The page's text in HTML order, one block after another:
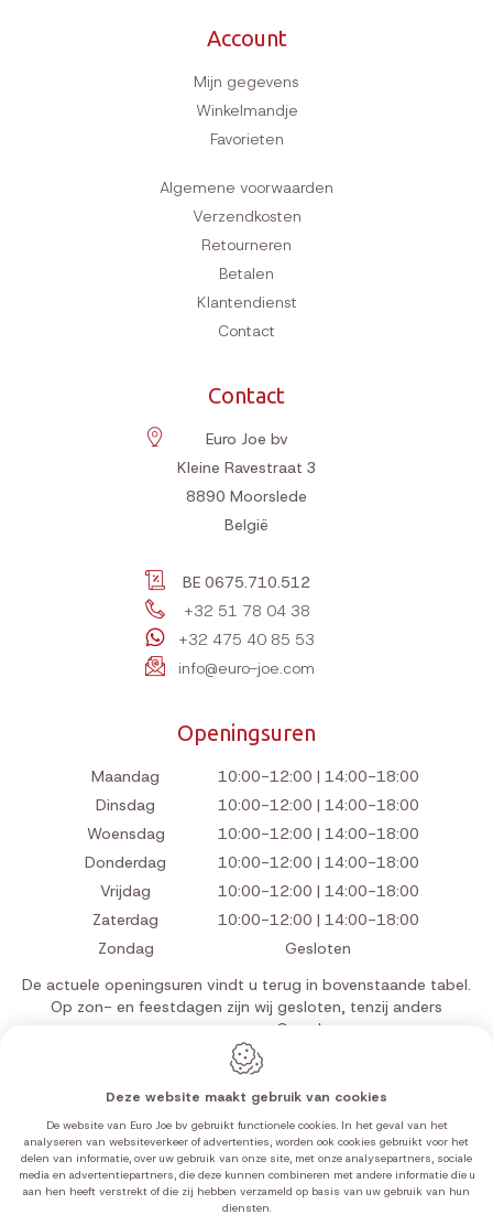
Account
Mijn gegevens
Winkelmandje
Favorieten
Algemene voorwaarden
Verzendkosten
Retourneren
Betalen
Klantendienst
Contact
Contact
Euro Joe bv
Kleine Ravestraat 3
8890 Moorslede
België
BE 0675.710.512
+32 51 78 04 38
+32 475 40 85 53
info@euro-joe.com
Openingsuren
Maandag
10:00-12:00 | 14:00-18:00
Dinsdag
10:00-12:00 | 14:00-18:00
Woensdag
10:00-12:00 | 14:00-18:00
Donderdag
10:00-12:00 | 14:00-18:00
Vrijdag
10:00-12:00 | 14:00-18:00
Zaterdag
10:00-12:00 | 14:00-18:00
Zondag
Gesloten
De actuele openingsuren vindt u terug in bovenstaande tabel.
Op zon- en feestdagen zijn wij gesloten, tenzij anders
aangegeven op Google.
Webdesign by IDcreation 2026
Cookie policy
Privacy policy
Deze website maakt gebruik van cookies
De website van Euro Joe bv gebruikt functionele cookies. In het geval van het
analyseren van websiteverkeer of advertenties, worden ook cookies gebruikt voor het
delen van informatie, over uw gebruik van onze site, met onze analysepartners, sociale
media en advertentiepartners, die deze kunnen combineren met andere informatie die u
aan hen heeft verstrekt of die zij hebben verzameld op basis van uw gebruik van hun
diensten.